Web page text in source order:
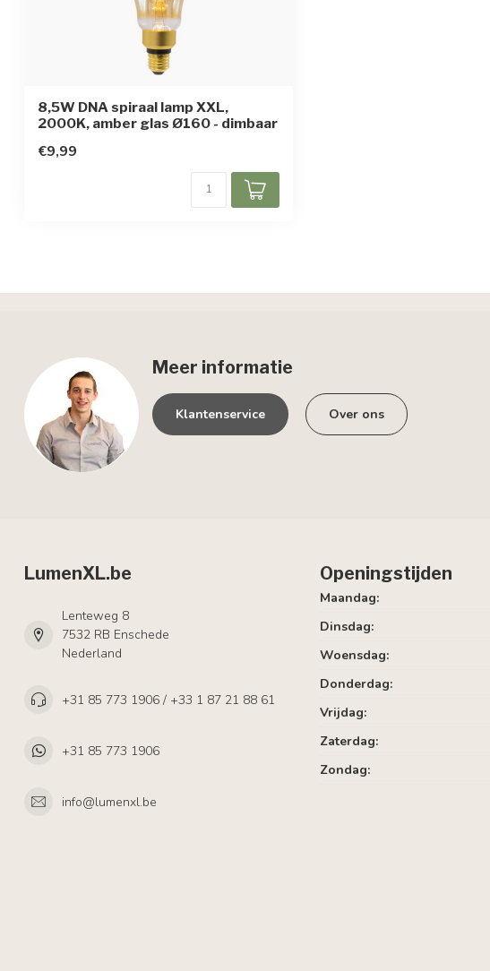
8,5W DNA spiraal lamp XXL,
2000K, amber glas Ø160 - dimbaar
€9,99
Meer informatie
Klantenservice Over ons
LumenXL.be
Lenteweg 8
7532 RB Enschede
Nederland
+31 85 773 1906 / +33 1 87 21 88 61
+31 85 773 1906
info@lumenxl.be
Openingstijden
Maandag:
Dinsdag:
Woensdag:
Donderdag:
Vrijdag:
Zaterdag:
Zondag: